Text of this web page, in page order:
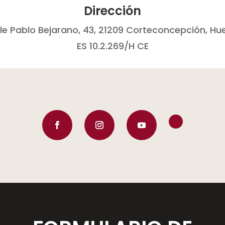
Dirección
Pablo Bejarano, 43, 21209 Corteconcepción,
ES 10.2.269/H CE